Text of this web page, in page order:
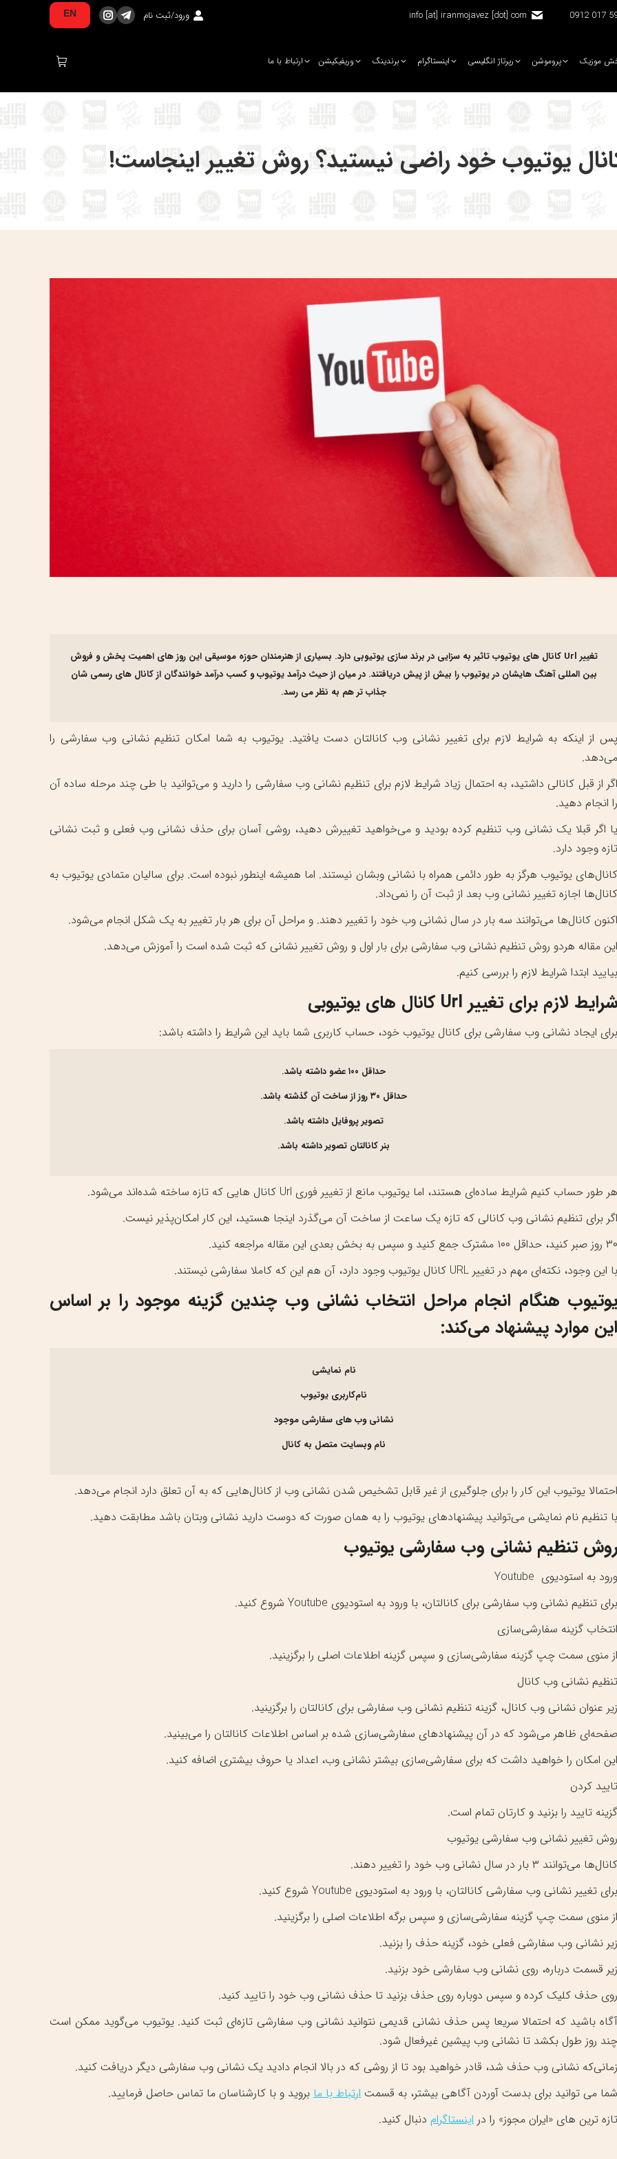
info [at] iranmojavez [dot] com ورود/ثبت نام
تلگرام
جدید
اینستاگرام
جدید
EN
موزیک پروموشن رپرتاژ انگلیسی اینستاگرام برندینگ وریفیکیشن ارتباط با ما
تغییر Url کانال های یوتیوب تاثیر به سزایی در برند سازی یوتیوبی دارد. بسیاری از هنرمندان حوزه موسیقی این روز های اهمیت پخش و فروش
بین المللی آهنگ هایشان در یوتیوب را بیش از پیش دریافتند. در میان از حیث درآمد یوتیوب و کسب درآمد خوانندگان از کانال های رسمی شان
جذاب تر هم به نظر می رسد.
پس از اینکه به شرایط لازم برای تغییر نشانی وب کانالتان دست یافتید. یوتیوب به شما امکان تنظیم نشانی وب سفارشی را
می‌دهد.
اگر از قبل کانالی داشتید، به احتمال زیاد شرایط لازم برای تنظیم نشانی وب سفارشی را دارید و می‌توانید با طی چند مرحله ساده آن
را انجام دهید.
یا اگر قبلا یک نشانی وب تنظیم کرده بودید و می‌خواهید تغییرش دهید، روشی آسان برای حذف نشانی وب فعلی و ثبت نشانی
تازه وجود دارد.
کانال‌های یوتیوب هرگز به طور دائمی همراه با نشانی وبشان نیستند. اما همیشه اینطور نبوده است. برای سالیان متمادی یوتیوب به
کانال‌ها اجازه تغییر نشانی وب بعد از ثبت آن را نمی‌داد.
اکنون کانال‌ها می‌توانند سه بار در سال نشانی وب خود را تغییر دهند. و مراحل آن برای هر بار تغییر به یک شکل انجام می‌شود.
این مقاله هردو روش تنظیم نشانی وب سفارشی برای بار اول و روش تغییر نشانی که ثبت شده است را آموزش می‌دهد.
بیایید ابتدا شرایط لازم را بررسی کنیم.
شرایط لازم برای تغییر Url کانال های یوتیوبی
برای ایجاد نشانی وب سفارشی برای کانال یوتیوب خود، حساب کاربری شما باید این شرایط را داشته باشد:
حداقل ۱۰۰ عضو داشته باشد.
حداقل ۳۰ روز از ساخت آن گذشته باشد.
تصویر پروفایل داشته باشد.
بنر کانالتان تصویر داشته باشد.
هر طور حساب کنیم شرایط ساده‌ای هستند، اما یوتیوب مانع از تغییر فوری Url کانال هایی که تازه ساخته شده‌اند می‌شود.
اگر برای تنظیم نشانی وب کانالی که تازه یک ساعت از ساخت آن می‌گذرد اینجا هستید، این کار امکان‌پذیر نیست.
۳۰ روز صبر کنید، حداقل ۱۰۰ مشترک جمع کنید و سپس به بخش بعدی این مقاله مراجعه کنید.
با این وجود، نکته‌ای مهم در تغییر URL کانال یوتیوب وجود دارد، آن هم این که کاملا سفارشی نیستند.
یوتیوب هنگام انجام مراحل انتخاب نشانی وب چندین گزینه موجود را بر اساس
این موارد پیشنهاد می‌کند:
نام نمایشی
نام‌کاربری یوتیوب
نشانی وب ‌های سفارشی موجود
نام وبسایت متصل به کانال
احتمالا یوتیوب این کار را برای جلوگیری از غیر قابل تشخیص شدن نشانی وب از کانال‌هایی که به آن تعلق دارد انجام می‌دهد.
با تنظیم نام نمایشی می‌توانید پیشنهاد‌های یوتیوب را به همان صورت که دوست دارید نشانی وبتان باشد مطابقت دهید.
روش تنظیم نشانی وب سفارشی یوتیوب
ورود به استودیوی Youtube
برای تنظیم نشانی وب سفارشی برای کانالتان، با ورود به استودیوی Youtube شروع کنید.
انتخاب گزینه سفارشی‌سازی
از منوی سمت چپ گزینه سفارشی‌سازی و سپس گزینه اطلاعات اصلی را برگزینید.
تنظیم نشانی وب کانال
زیر عنوان نشانی وب کانال، گزینه تنظیم نشانی وب سفارشی برای کانالتان را برگزینید.
صفحه‌ای ظاهر می‌شود که در آن پیشنهاد‌های سفارشی‌سازی شده بر اساس اطلاعات کانالتان را می‌بینید.
این امکان را خواهید داشت که برای سفارشی‌سازی بیشتر نشانی وب، اعداد یا حروف بیشتری اضافه کنید.
تایید کردن
گزینه تایید را بزنید و کارتان تمام است.
روش تغییر نشانی وب سفارشی یوتیوب
کانال‌ها می‌توانند ۳ بار در سال نشانی وب خود را تغییر دهند.
برای تغییر نشانی وب سفارشی کانالتان، با ورود به استودیوی Youtube شروع کنید.
از منوی سمت چپ گزینه سفارشی‌سازی و سپس برگه اطلاعات اصلی را برگزینید.
زیر نشانی وب سفارشی فعلی خود، گزینه حذف را بزنید.
زیر قسمت درباره، روی نشانی وب سفارشی خود بزنید.
روی حذف کلیک کرده و سپس دوباره روی حذف بزنید تا حذف نشانی وب خود را تایید کنید.
آگاه باشید که احتمالا سریعا پس حذف نشانی قدیمی نتوانید نشانی وب سفارشی تازه‌ای ثبت کنید. یوتیوب می‌گوید ممکن است
چند روز طول بکشد تا نشانی وب پیشین غیرفعال شود.
زمانی‌که نشانی وب حذف شد، قادر خواهید بود تا از روشی که در بالا انجام دادید یک نشانی وب سفارشی دیگر دریافت کنید.
شما می توانید برای بدست آوردن آگاهی بیشتر، به قسمت ارتباط با ما بروید و با کارشناسان ما تماس حاصل فرمایید.
تازه ترین های «ایران مجوز» را در اینستاگرام دنبال کنید.